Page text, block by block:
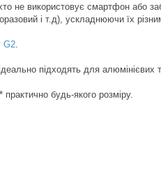
не використовує смартфон або
і т.д), ускладнюючи їх
G2.
підходять для алюмінієвих
будь-якого розміру.